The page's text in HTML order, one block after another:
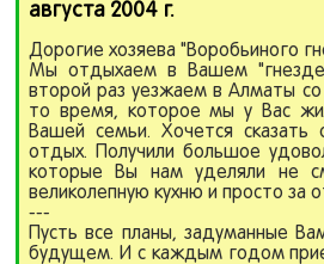
августа 2004 г.
Дорогие хозяева "Воробьиного
Мы отдыхаем в Вашем
второй раз уезжаем в Алматы со
то время, которое мы у Вас
Вашей семьи. Хочется сказать
отдых. Получили большое
которые Вы нам уделяли не
великолепную кухню и просто за
---
Пусть все планы, задуманные
будущем. И с каждым годом